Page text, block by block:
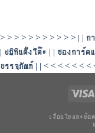
> > > > > > > > > > > | | ก
| ปฏิทินตั้งโต๊ะ | | ซองการ์ด
บรรจุภัณฑ์ | | < < < < < < <
เงื่อนไขและข้อ